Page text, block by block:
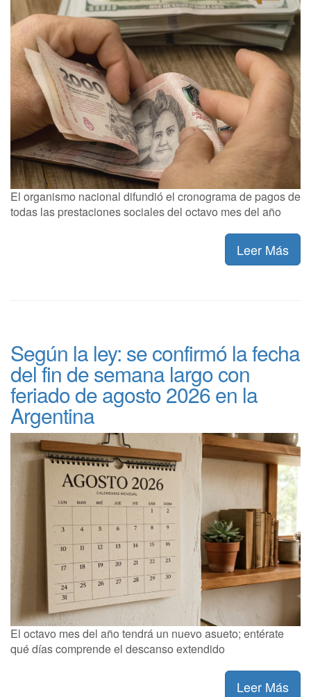
El organismo nacional difundió el cronograma de pagos de
todas las prestaciones sociales del octavo mes del año
Leer Más
Según la ley: se confirmó la fecha
del fin de semana largo con
feriado de agosto 2026 en la
Argentina
El octavo mes del año tendrá un nuevo asueto; entérate
qué días comprende el descanso extendido
Leer Más